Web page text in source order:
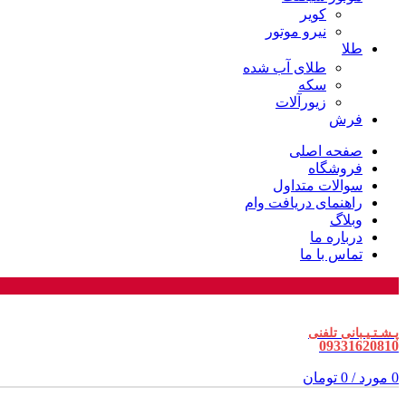
کویر
نیرو موتور
طلا
طلای آب شده
سکه
زیورآلات
فرش
صفحه اصلی
فروشگاه
سوالات متداول
راهنمای دریافت وام
وبلاگ
درباره ما
تماس با ما
پـشـتـیـبانی تلفنی
09331620810
0 مورد /
0 تومان